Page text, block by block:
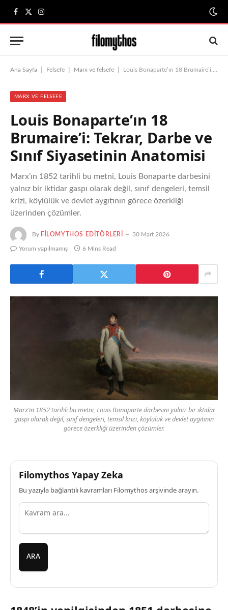
Facebook
X
(Twitter)
Instagram
Ana Sayfa Felsefe Marx ve felsefe Louis Bonaparte’ın 18 Brumaire’i: Tekrar, Darbe ve Sınıf Siyasetinin Anatomisi
MARX VE FELSEFE
Louis Bonaparte’ın 18
Brumaire’i: Tekrar, Darbe ve
Sınıf Siyasetinin Anatomisi
Marx’ın 1852 tarihli bu metni, Louis Bonaparte darbesini
yalnız bir iktidar gaspı olarak değil, sınıf dengeleri, temsil
krizi, köylülük ve devlet aygıtının görece özerkliği
üzerinden çözümler.
By FILOMYTHOS EDITÖRLERI 30 Mart 2026
Yorum yapılmamış 6 Mins Read
Marx’ın 1852 tarihli bu metni, Louis Bonaparte darbesini yalnız bir iktidar
gaspı olarak değil, sınıf dengeleri, temsil krizi, köylülük ve devlet aygıtının
görece özerkliği üzerinden çözümler.
Filomythos Yapay Zeka
Bu yazıyla bağlantılı kavramları Filomythos arşivinde arayın.
ARA